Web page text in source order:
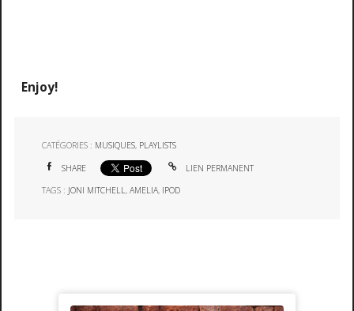
Enjoy!
CATÉGORIES : MUSIQUES, PLAYLISTS
SHARE LIEN PERMANENT
TAGS : JONI MITCHELL,AMELIA, IPOD